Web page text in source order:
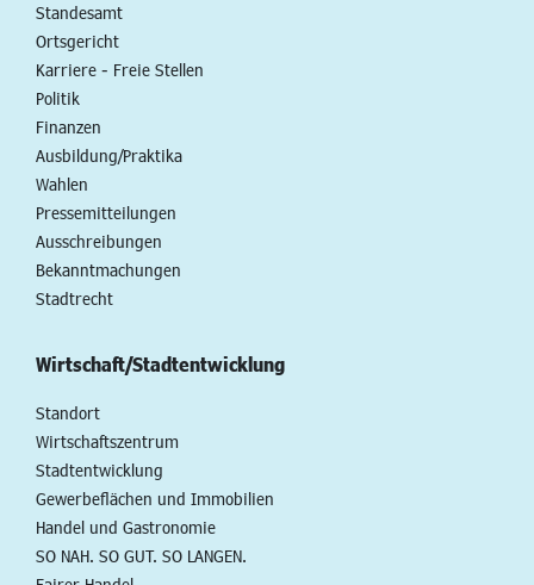
Standesamt
Ortsgericht
Karriere - Freie Stellen
Politik
Finanzen
Ausbildung/Praktika
Wahlen
Pressemitteilungen
Ausschreibungen
Bekanntmachungen
Stadtrecht
Wirtschaft/Stadtentwicklung
Standort
Wirtschaftszentrum
Stadtentwicklung
Gewerbeflächen und Immobilien
Handel und Gastronomie
SO NAH. SO GUT. SO LANGEN.